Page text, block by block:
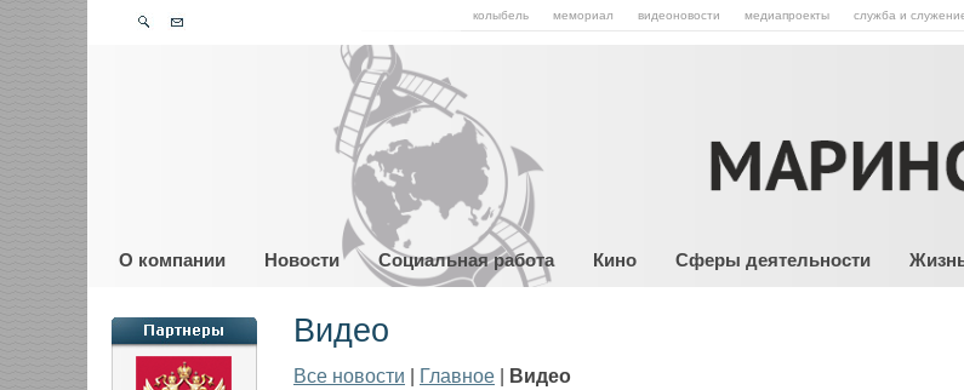
колыбель мемориал видеоновости медиапроекты служба и
О компании Новости Социальная работа Кино Сферы деятельности
Видео
Все новости Главное Видео